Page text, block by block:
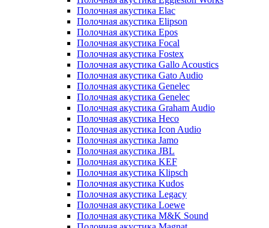
Полочная акустика Elac
Полочная акустика Elipson
Полочная акустика Epos
Полочная акустика Focal
Полочная акустика Fostex
Полочная акустика Gallo Acoustics
Полочная акустика Gato Audio
Полочная акустика Genelec
Полочная акустика Genelec
Полочная акустика Graham Audio
Полочная акустика Heco
Полочная акустика Icon Audio
Полочная акустика Jamo
Полочная акустика JBL
Полочная акустика KEF
Полочная акустика Klipsch
Полочная акустика Kudos
Полочная акустика Legacy
Полочная акустика Loewe
Полочная акустика M&K Sound